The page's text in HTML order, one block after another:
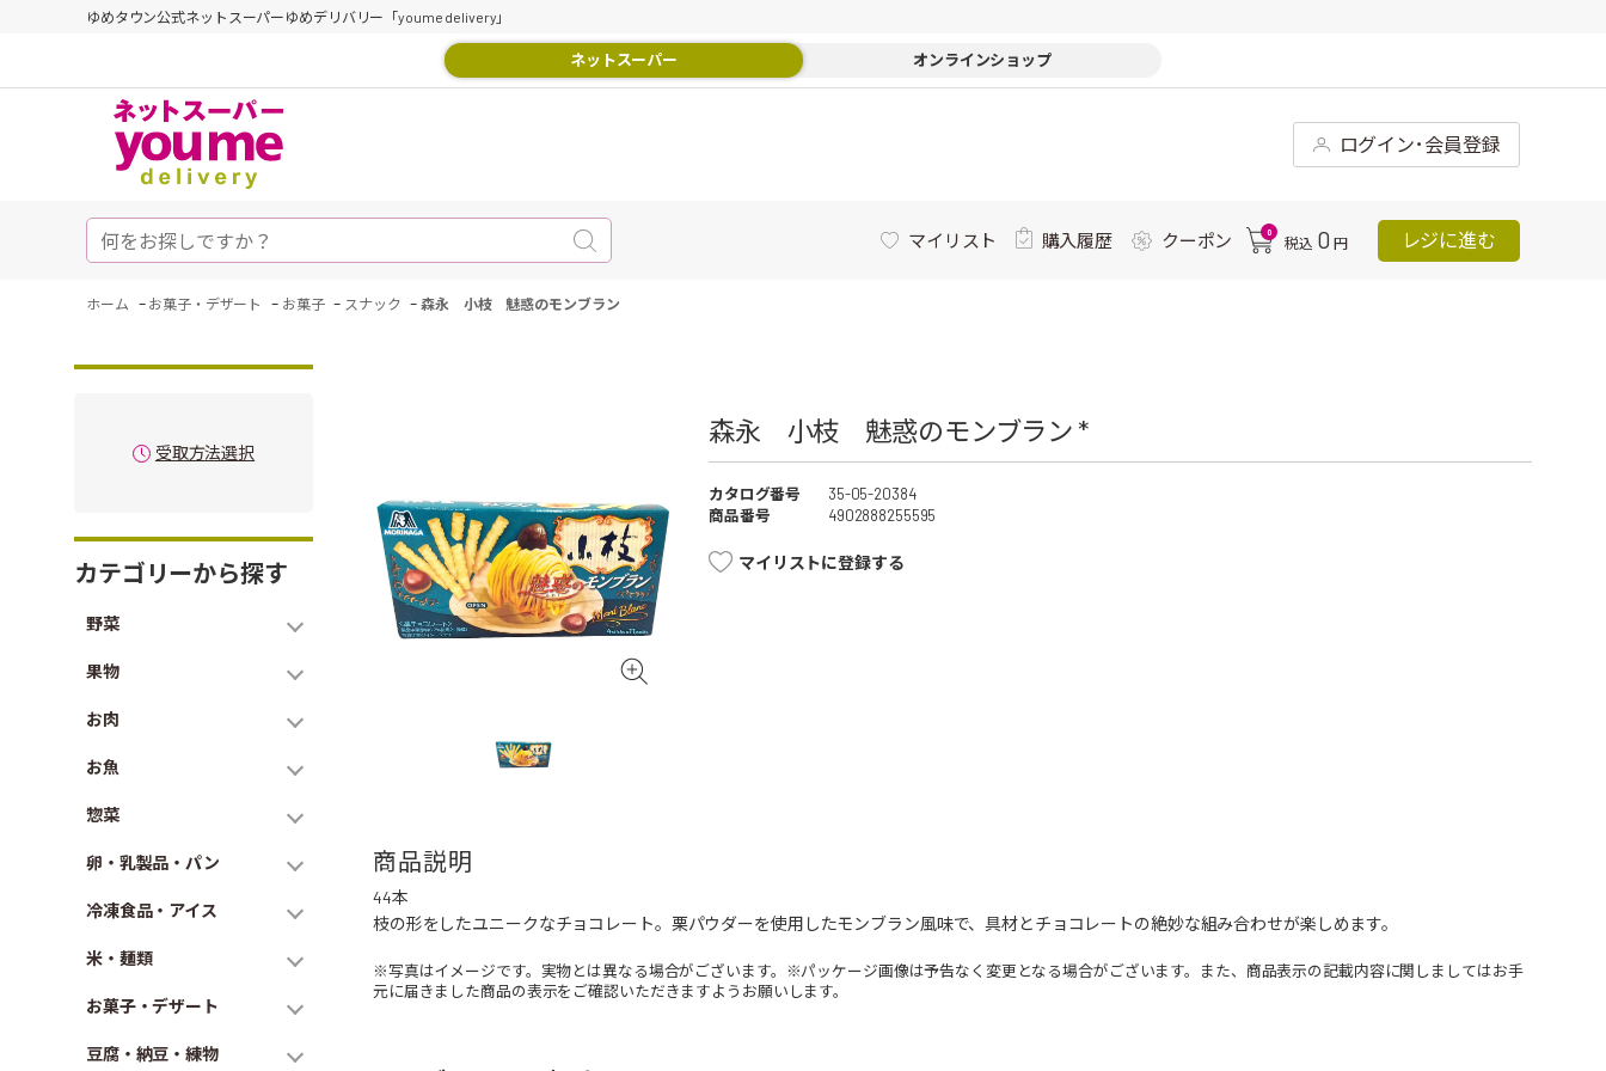
ゆめタウン公式ネットスーパーゆめデリバリー「youme delivery」
ネットスーパー オンラインショップ
ログイン･会員登録
マイリスト 購入履歴 クーポン 0
税込 0 円 レジに進む
ホーム - お菓子・デザート - お菓子 - スナック -森永 小枝 魅惑のモンブラン
受取方法選択
カテゴリーから探す
野菜
果物
お肉
お魚
惣菜
卵・乳製品・パン
冷凍食品・アイス
米・麺類
お菓子・デザート
豆腐・納豆・練物
森永 小枝 魅惑のモンブラン *
カタログ番号
35-05-20384
商品番号
4902888255595
マイリストに登録する
商品説明
44本
枝の形をしたユニークなチョコレート。栗パウダーを使用したモンブラン風味で、具材とチョコレートの絶妙な組み合わせが楽しめます。
※写真はイメージです。実物とは異なる場合がございます。※パッケージ画像は予告なく変更となる場合がございます。また、商品表示の記載内容に関しましてはお手
元に届きました商品の表示をご確認いただきますようお願いします。